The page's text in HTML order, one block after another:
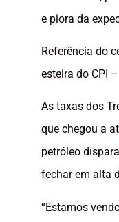
e piora da
Referência do
esteira do CPI
As taxas dos
que chegou a
petróleo
fechar em alta
“Estamos